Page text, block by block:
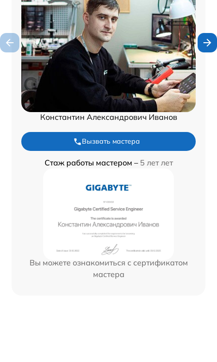
Константин Александрович Иванов
Вызвать мастера
Стаж работы мастером – 5 лет лет
Вы можете ознакомиться с сертификатом
мастера